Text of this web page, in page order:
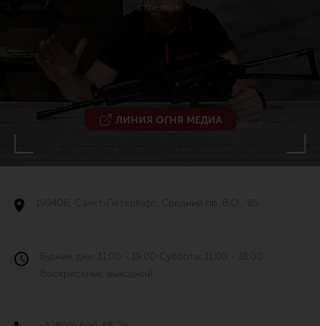
стрелков!
ЛИНИЯ ОГНЯ МЕДИА
199406, Санкт-Петербург, Средний пр. В.О., 85
Будние дни: 11:00 - 19:00 Суббота: 11:00 - 18:00
Воскресенье: выходной